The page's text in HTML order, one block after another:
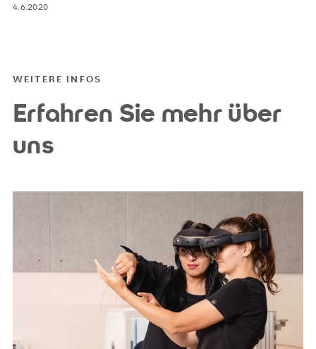
4.6.2020
WEITERE INFOS
Erfahren Sie mehr über
uns